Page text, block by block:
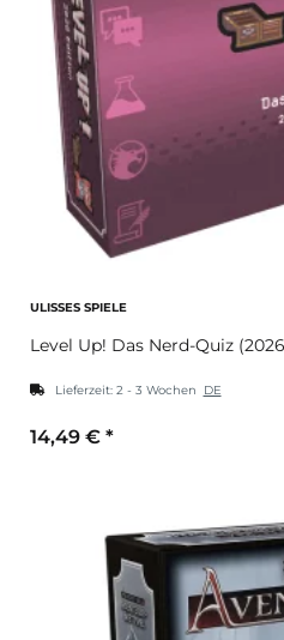
ULISSES SPIELE
Level Up! Das Nerd-Quiz
Lieferzeit: 2 - 3 Wochen DE
14,49 € *